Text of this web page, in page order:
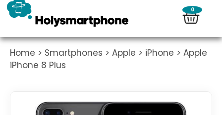
0
Home > Smartphones > Apple > iPhone > Apple
iPhone 8 Plus